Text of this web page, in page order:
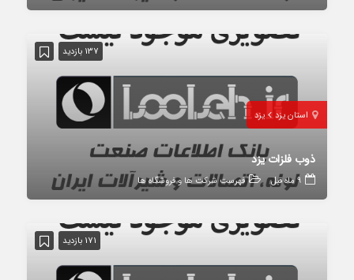
137 بازدید
استان یزد یزد
ذوب فلزات یزد
9 ماه قبل فهرست شرکت ها و فروشگاه ها
171 بازدید